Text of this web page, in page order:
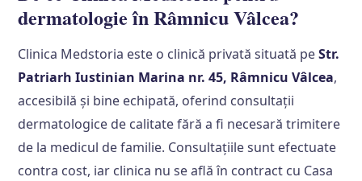
dermatologie în Râmnicu Vâlcea?
Clinica Medstoria este o clinică privată situată peStr.
Patriarh Iustinian Marina nr. 45, Râmnicu Vâlcea,
accesibilă și bine echipată, oferind consultații
dermatologice de calitate fără a fi necesară trimitere
de la medicul de familie. Consultațiile sunt efectuate
contra cost, iar clinica nu se află în contract cu Casa